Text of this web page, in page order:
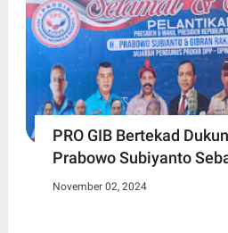
PRO GIB Bertekad
Prabowo Subiyanto
November 02, 2024